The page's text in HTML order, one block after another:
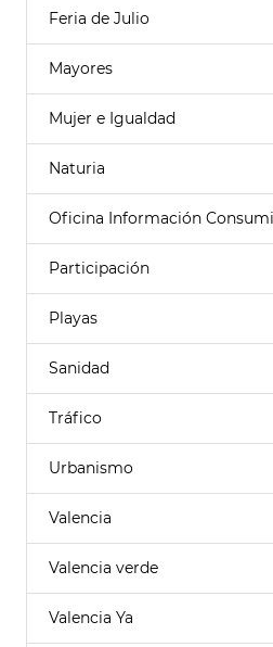
Feria de Julio
Mayores
Mujer e Igualdad
Naturia
Oficina Información
Participación
Playas
Sanidad
Tráfico
Urbanismo
Valencia
Valencia verde
Valencia Ya